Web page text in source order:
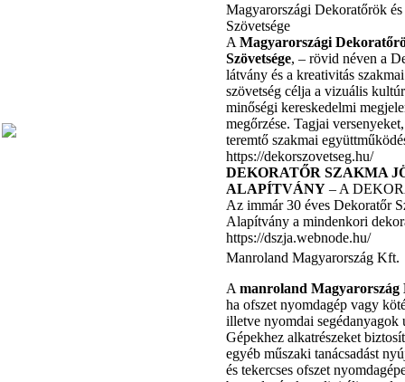
Magyarországi Dekoratőrök
Szövetsége
AMagyarországi
Szövetsége, – rövid néven a
látvány és a kreativitás
szövetség célja a vizuális
minőségi kereskedelmi
megőrzése. Tagjai
teremtő szakmai
https://dekorszovetseg.hu/
DEKORATŐR SZAKMA
ALAPÍTVÁNY – A
Az immár 30 éves Dekoratőr
Alapítvány a mindenkori
https://dszja.webnode.hu/
Manroland Magyarország Kft.
Amanroland Magyarország
ha ofszet nyomdagép vagy
illetve nyomdai segédanyagok
Gépekhez alkatrészeket
egyéb műszaki tanácsadást
és tekercses ofszet